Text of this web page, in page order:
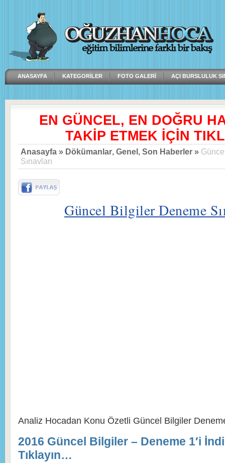
ANASAYFA KATEGORILER FOTO GALERI AÇI BURSLULUK
EN GÜNCEL, EN DOĞRU
TAKİP ETMEK İÇİN
Anasayfa » Dökümanlar, Genel, Son Haberler »
Sınavları
Güncel Bilgiler Deneme
Analiz Hocadan Konu Özetli Güncel Bilgiler
2016 Güncel Bilgiler – Deneme 1′i
Tıklayın…